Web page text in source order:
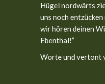
Hügel nordwärts
uns noch
wir hören deinen
Ebenthal!”
Worte und vertont